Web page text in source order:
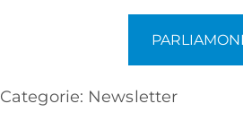
Categorie: Newsletter